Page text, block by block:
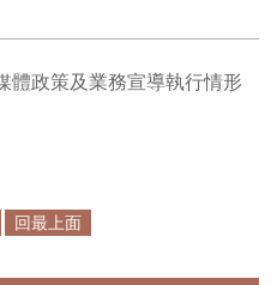
體政策及業務宣導執行情形
回最上面